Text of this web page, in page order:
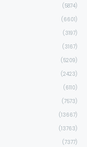
(5874)
(6601)
(3197)
(3167)
(5209)
(2423)
(6110)
(7573)
(13667)
(13763)
(7377)